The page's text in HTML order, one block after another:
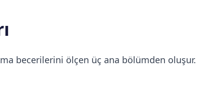
becerilerini ölçen üç ana bölümden oluşur.